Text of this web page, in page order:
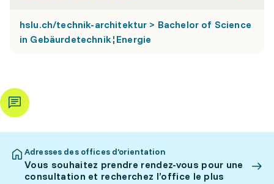
hslu.ch/technik-architektur > Bachelor of Science
in Gebäurdetechnik¦Energie
Adresses des offices d’orientation
Vous souhaitez prendre rendez-vous pour une
consultation et recherchez l’office le plus